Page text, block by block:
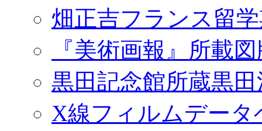
畑正吉フランス留
『美術画報』所載
黒田記念館所蔵黒
X線フィルムデータ